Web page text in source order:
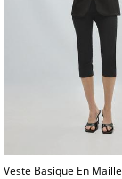
Veste Basique En Maille